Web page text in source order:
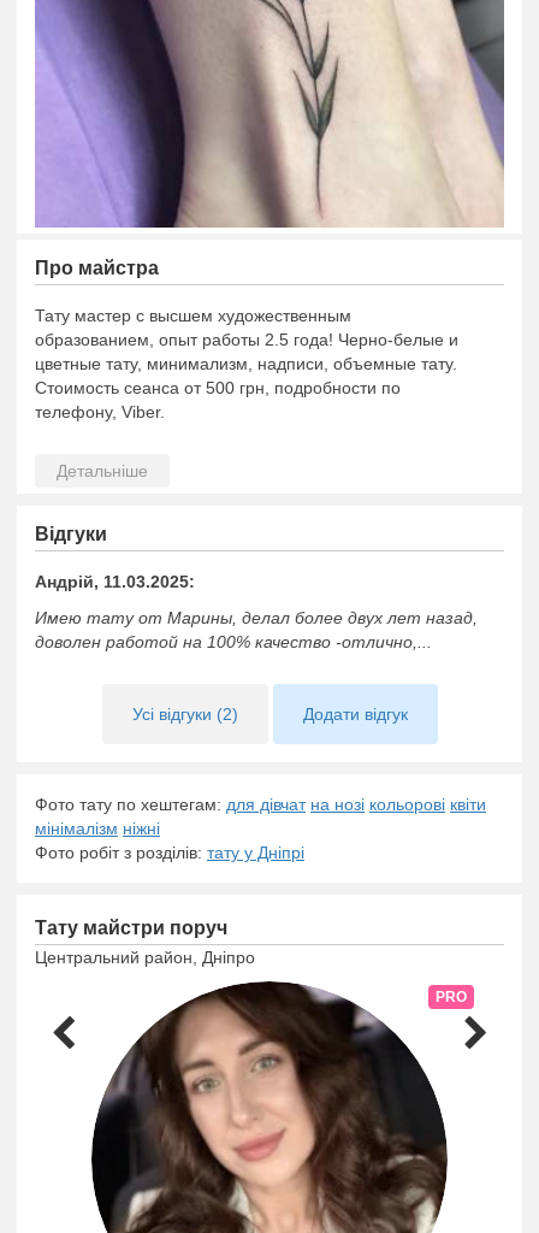
Про майстра
Тату мастер с высшем художественным
образованием, опыт работы 2.5 года! Черно-белые и
цветные тату, минимализм, надписи, объемные тату.
Стоимость сеанса от 500 грн, подробности по
телефону, Viber.
Відгуки
Андрiй, 11.03.2025:
Имею тату от Марины, делал более двух лет назад,
доволен работой на 100% качество -отлично,...
Усі відгуки (2) Додати відгук
Фото тату по хештегам: для дівчат на нозі кольорові квіти
мінімалізм ніжні
Фото робіт з розділів: тату у Дніпрі
Тату майстри поруч
Центральний район, Дніпро
PRO